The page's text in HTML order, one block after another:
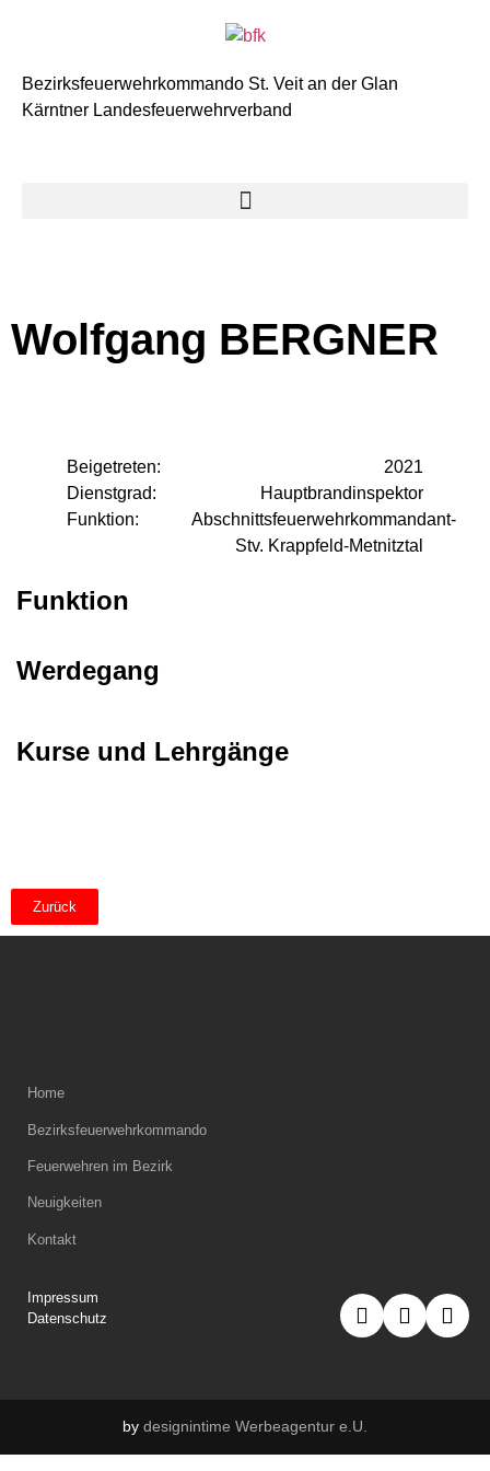
Bezirksfeuerwehrkommando St. Veit an der Glan
Kärntner Landesfeuerwehrverband
Wolfgang BERGNER
Beigetreten:
2021
Dienstgrad:
Hauptbrandinspektor
Funktion:
Abschnittsfeuerwehrkommandant-
Stv. Krappfeld-Metnitztal
Funktion
Werdegang
Kurse und Lehrgänge
Zurück
Home
Bezirksfeuerwehrkommando
Feuerwehren im Bezirk
Neuigkeiten
Kontakt
Impressum
Datenschutz
by designintime Werbeagentur e.U.